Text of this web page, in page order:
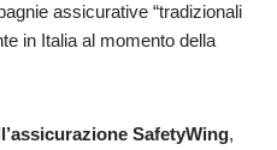
assicurative “tradizionali
in Italia al momento della
SafetyWing,